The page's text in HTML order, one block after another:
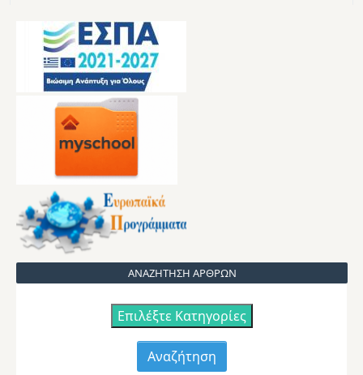
ΑΝΑΖΗΤΗΣΗ ΑΡΘΡΩΝ
Επιλέξτε Κατηγορίες